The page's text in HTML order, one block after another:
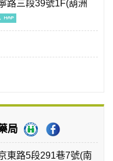
路三段39號1F(葫洲
局
東路5段291巷7號(南